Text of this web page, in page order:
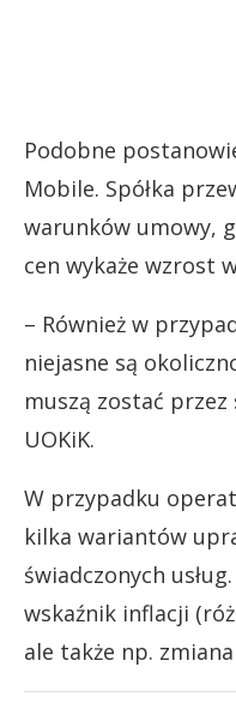
Podobne
Mobile. Spółka
warunków umowy,
cen wykaże wzrost
– Również w
niejasne są
muszą zostać przez
UOKiK.
W przypadku
kilka wariantów
świadczonych
wskaźnik inflacji
ale także np.